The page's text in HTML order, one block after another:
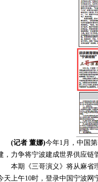
(记者 董娜)今年1月，中国
，力争将宁波建成世界供应链
本期《三哥演义》将从麻省理
天上午10时，登录中国宁波网